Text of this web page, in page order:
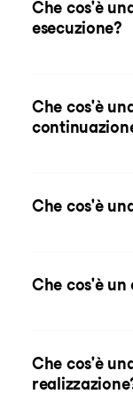
Che cos'è
esecuzione?
Che cos'è
Che cos'è
Che cos'è
Che cos'è